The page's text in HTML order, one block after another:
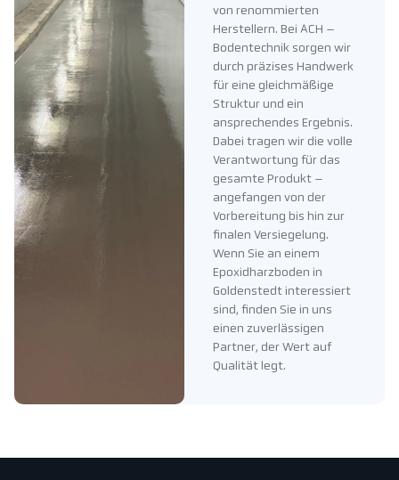
von renommierten
Herstellern. Bei ACH –
Bodentechnik sorgen wir
durch präzises Handwerk
für eine gleichmäßige
Struktur und ein
ansprechendes Ergebnis.
Dabei tragen wir die volle
Verantwortung für das
gesamte Produkt –
angefangen von der
Vorbereitung bis hin zur
finalen Versiegelung.
Wenn Sie an einem
Epoxidharzboden in
Goldenstedt interessiert
sind, finden Sie in uns
einen zuverlässigen
Partner, der Wert auf
Qualität legt.